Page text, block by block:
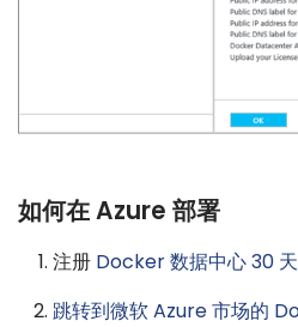
如何在 Azure 部署
注册 Docker 数据中心 30
跳转到微软 Azure 市场的